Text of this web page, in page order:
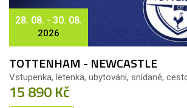
28. 08. - 30. 08.
2026
TOTTENHAM - NEWCASTLE
Vstupenka, letenka, ubytování, snídaně,
15 890 Kč